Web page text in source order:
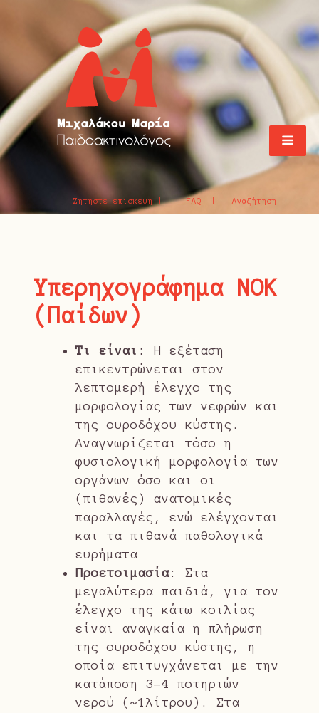
Ζητήστε επίσκεψη | FAQ | Αναζήτηση
Υπερηχογράφημα ΝΟΚ
(Παίδων)
Τι είναι:
Η εξέταση
επικεντρώνεται στον
λεπτομερή έλεγχο της
μορφολογίας των νεφρών και
της ουροδόχου κύστης.
Αναγνωρίζεται τόσο η
φυσιολογική μορφολογία των
οργάνων όσο και οι
(πιθανές) ανατομικές
παραλλαγές, ενώ ελέγχονται
και τα πιθανά παθολογικά
ευρήματα
Προετοιμασία: Στα
μεγαλύτερα παιδιά, για τον
έλεγχο της κάτω κοιλίας
είναι αναγκαία η πλήρωση
της ουροδόχου κύστης, η
οποία επιτυγχάνεται με την
κατάποση 3-4 ποτηριών
νερού (~1λίτρου). Στα